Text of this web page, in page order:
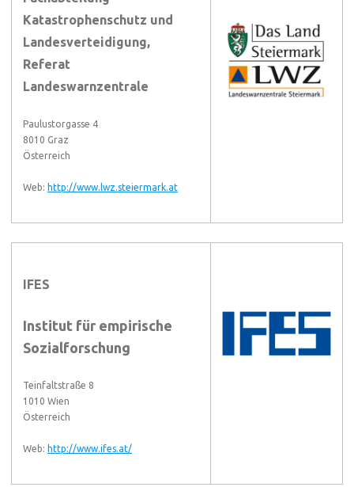
Katastrophenschutz und
Landesverteidigung,
Referat
Landeswarnzentrale
Paulustorgasse 4
8010 Graz
Österreich
Web: http://www.lwz.steiermark.at
IFES
Institut für empirische
Sozialforschung
Teinfaltstraße 8
1010 Wien
Österreich
Web: http://www.ifes.at/